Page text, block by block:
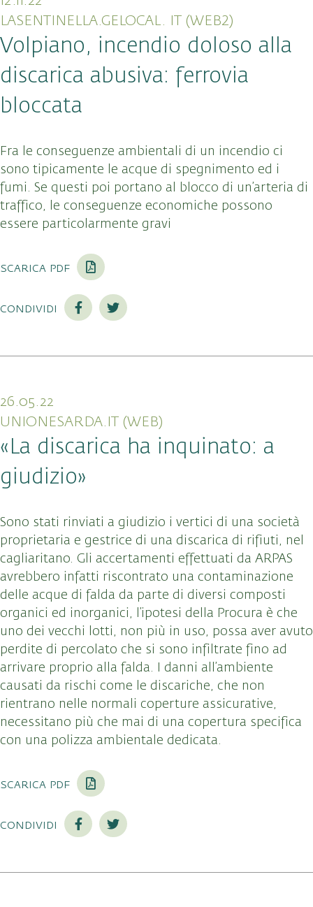
LASENTINELLA.GELOCAL. IT (WEB2)
Volpiano, incendio doloso alla
discarica abusiva: ferrovia
bloccata
Fra le conseguenze ambientali di un incendio ci
sono tipicamente le acque di spegnimento ed i
fumi. Se questi poi portano al blocco di un’arteria di
traffico, le conseguenze economiche possono
essere particolarmente gravi
scarica pdf
condividi
26.05.22
UNIONESARDA.IT (WEB)
«La discarica ha inquinato: a
giudizio»
Sono stati rinviati a giudizio i vertici di una società
proprietaria e gestrice di una discarica di rifiuti, nel
cagliaritano. Gli accertamenti effettuati da ARPAS
avrebbero infatti riscontrato una contaminazione
delle acque di falda da parte di diversi composti
organici ed inorganici, l’ipotesi della Procura è che
uno dei vecchi lotti, non più in uso, possa aver avuto
perdite di percolato che si sono infiltrate fino ad
arrivare proprio alla falda. I danni all’ambiente
causati da rischi come le discariche, che non
rientrano nelle normali coperture assicurative,
necessitano più che mai di una copertura specifica
con una polizza ambientale dedicata.
scarica pdf
condividi